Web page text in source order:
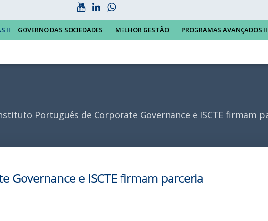
GOVERNO DAS SOCIEDADES MELHOR GESTÃO PROGRAMAS AVANÇADOS
Português de Corporate Governance e ISCTE firmam
Governance e ISCTE firmam parceria